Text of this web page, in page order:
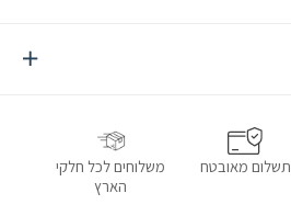
תשלום מאובטח
משלוחים לכל חלקי
הארץ